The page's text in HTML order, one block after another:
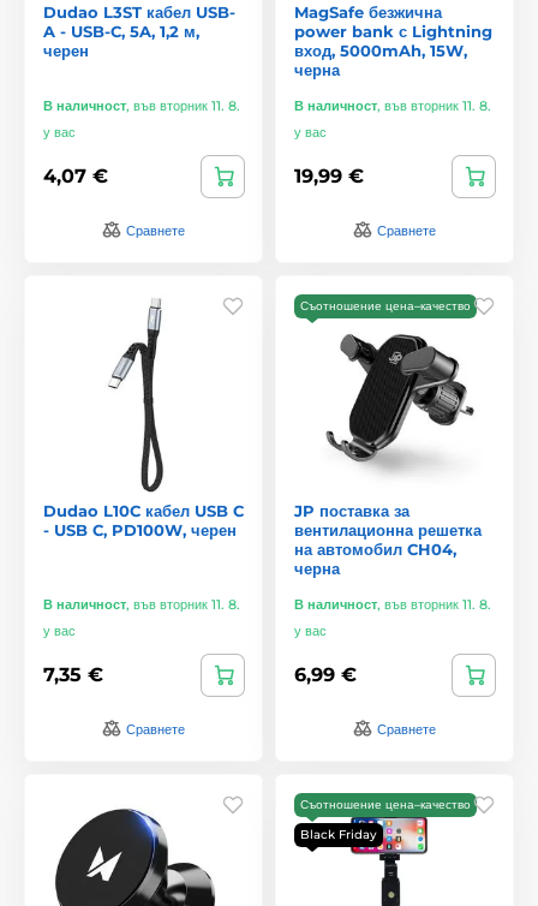
Dudao L3ST кабел USB-
A - USB-C, 5A, 1,2 м,
черен
В наличност, във вторник 11. 8.
у вас
4,07 €
Сравнете
MagSafe безжична
power bank с Lightning
вход, 5000mAh, 15W,
черна
В наличност, във вторник 11. 8.
у вас
19,99 €
Сравнете
Dudao L10C кабел USB C
- USB C, PD100W, черен
В наличност, във вторник 11. 8.
у вас
7,35 €
Сравнете
Съотношение цена–качество
JP поставка за
вентилационна решетка
на автомобил CH04,
черна
В наличност, във вторник 11. 8.
у вас
6,99 €
Сравнете
Съотношение цена–качество
Black Friday